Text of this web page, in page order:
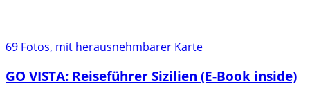
69 Fotos, mit herausnehmbarer Karte
GO VISTA: Reiseführer Sizilien (E-Book inside)